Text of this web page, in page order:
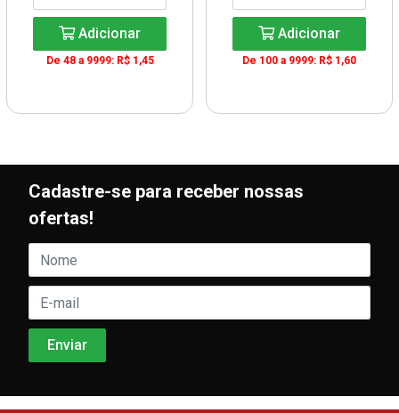
Adicionar
De 48 a 9999: R$ 1,45
Adicionar
De 100 a 9999: R$ 1,60
Cadastre-se para receber nossas
ofertas!